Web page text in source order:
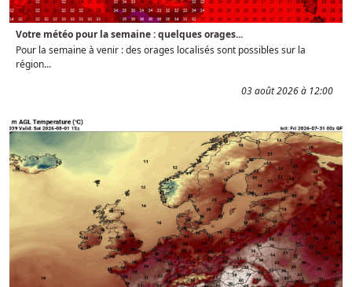
Votre météo pour la semaine : quelques orages...
Pour la semaine à venir : des orages localisés sont possibles sur la
région...
03 août 2026 à 12:00